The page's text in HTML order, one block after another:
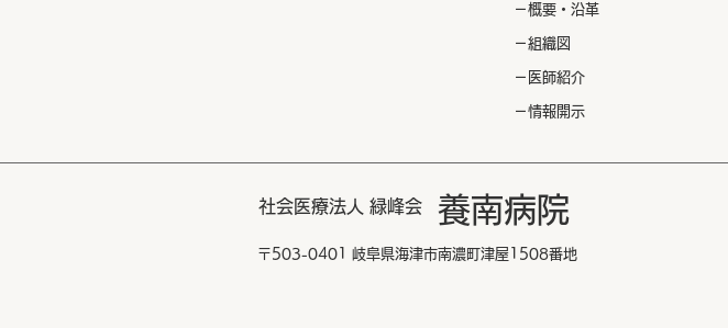
​ －概要・沿革
​ －組織図
​ －医師紹介
​ －情報開示
社会医療法人 緑峰会 養南病院
〒503-0401 岐阜県海津市南濃町津屋1508番地